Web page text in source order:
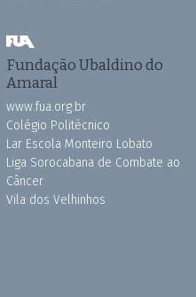
Fundação Ubaldino do
Amaral
www.fua.org.br
Colégio Politécnico
Lar Escola Monteiro Lobato
Liga Sorocabana de Combate ao
Câncer
Vila dos Velhinhos